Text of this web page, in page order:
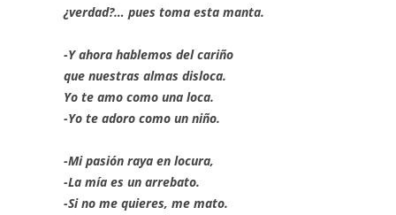
¿verdad?… pues toma esta manta.
-Y ahora hablemos del cariño
que nuestras almas disloca.
Yo te amo como una loca.
-Yo te adoro como un niño.
-Mi pasión raya en locura,
-La mía es un arrebato.
-Si no me quieres, me mato.